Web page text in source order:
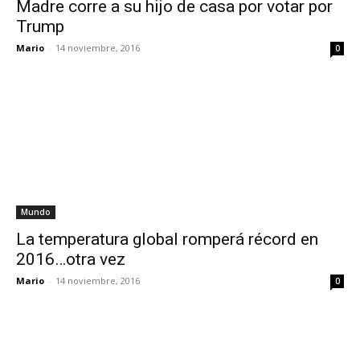
Madre corre a su hijo de casa por votar por
Trump
Mario - 14 noviembre, 2016 0
Mundo
La temperatura global romperá récord en
2016…otra vez
Mario - 14 noviembre, 2016 0